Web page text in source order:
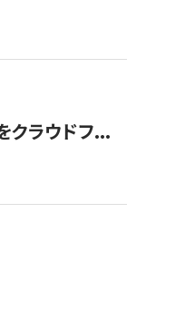
クラウドフ...